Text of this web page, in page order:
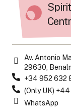
Av. Antonio
29630,
+34 952 632
(Only UK)
WhatsApp